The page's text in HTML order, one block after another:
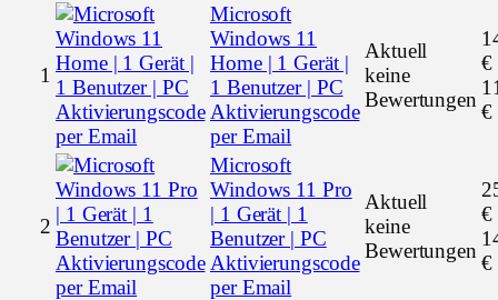
1
Microsoft
Windows 11
Home | 1 Gerät |
1 Benutzer | PC
Aktivierungscode
per Email
Aktuell
keine
Bewertungen
€
€
2
Microsoft
Windows 11 Pro
| 1 Gerät | 1
Benutzer | PC
Aktivierungscode
per Email
Aktuell
keine
Bewertungen
€
€